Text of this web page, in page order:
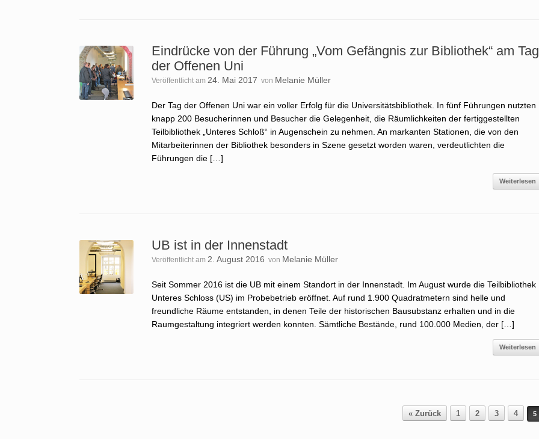
Eindrücke von der Führung „Vom Gefängnis zur Bibliothek“ am Tag
der Offenen Uni
Veröffentlicht am24. Mai 2017 von Melanie Müller
Der Tag der Offenen Uni war ein voller Erfolg für die Universitätsbibliothek. In fünf Führungen nutzten
knapp 200 Besucherinnen und Besucher die Gelegenheit, die Räumlichkeiten der fertiggestellten
Teilbibliothek „Unteres Schloß“ in Augenschein zu nehmen. An markanten Stationen, die von den
Mitarbeiterinnen der Bibliothek besonders in Szene gesetzt worden waren, verdeutlichten die
Führungen die […]
Weiterlesen
UB ist in der Innenstadt
Veröffentlicht am2. August 2016 von Melanie Müller
Seit Sommer 2016 ist die UB mit einem Standort in der Innenstadt. Im August wurde die Teilbibliothek
Unteres Schloss (US) im Probebetrieb eröffnet. Auf rund 1.900 Quadratmetern sind helle und
freundliche Räume entstanden, in denen Teile der historischen Bausubstanz erhalten und in die
Raumgestaltung integriert werden konnten. Sämtliche Bestände, rund 100.000 Medien, der […]
Weiterlesen
« Zurück 1 2 3 4 5